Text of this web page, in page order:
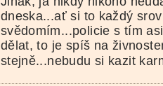
dneska...ať si to každý
svědomím...policie s tím
dělat, to je spíš na
stejně...nebudu si kazit